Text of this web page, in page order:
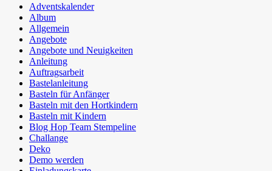
Adventskalender
Album
Allgemein
Angebote
Angebote und Neuigkeiten
Anleitung
Auftragsarbeit
Bastelanleitung
Basteln für Anfänger
Basteln mit den Hortkindern
Basteln mit Kindern
Blog Hop Team Stempeline
Challange
Deko
Demo werden